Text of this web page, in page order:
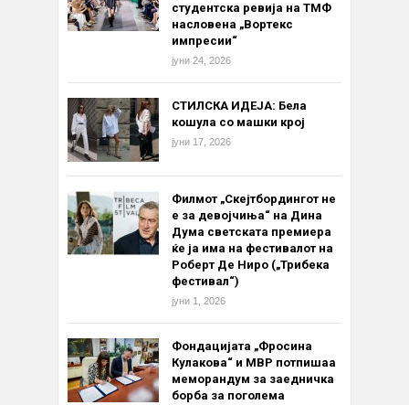
студентска ревија на ТМФ
насловена „Вортекс
импресии“
јуни 24, 2026
СТИЛСКА ИДЕЈА: Бела
кошула со машки крој
јуни 17, 2026
Филмот „Скејтбордингот не
е за девојчиња“ на Дина
Дума светската премиера
ќе ја има на фестивалот на
Роберт Де Ниро („Трибека
фестивал“)
јуни 1, 2026
Фондацијата „Фросина
Кулакова“ и МВР потпишаа
меморандум за заедничка
борба за поголема